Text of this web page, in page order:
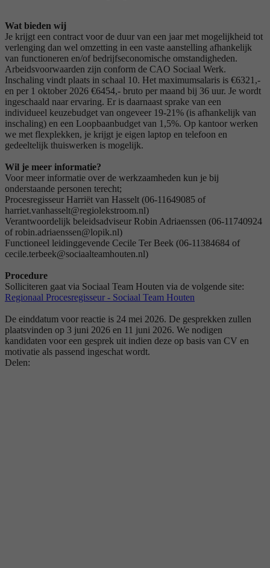
Wat bieden wij
Je krijgt een contract voor de duur van een jaar met mogelijkheid tot
verlenging dan wel omzetting in een vaste aanstelling afhankelijk
van functioneren en/of bedrijfseconomische omstandigheden.
Arbeidsvoorwaarden zijn conform de CAO Sociaal Werk.
Inschaling vindt plaats in schaal 10. Het maximumsalaris is €6321,-
en per 1 oktober 2026 €6454,- bruto per maand bij 36 uur. Je wordt
ingeschaald naar ervaring. Er is daarnaast sprake van een
individueel keuzebudget van ongeveer 19-21% (is afhankelijk van
inschaling) en een Loopbaanbudget van 1,5%. Op kantoor werken
we met flexplekken, je krijgt je eigen laptop en telefoon en
gedeeltelijk thuiswerken is mogelijk.
Wil je meer informatie?
Voor meer informatie over de werkzaamheden kun je bij
onderstaande personen terecht;
Procesregisseur Harriët van Hasselt (06-11649085 of
harriet.vanhasselt@regiolekstroom.nl)
Verantwoordelijk beleidsadviseur Robin Adriaenssen (06-11740924
of robin.adriaenssen@lopik.nl)
Functioneel leidinggevende Cecile Ter Beek (06-11384684 of
cecile.terbeek@sociaalteamhouten.nl)
Procedure
Solliciteren gaat via Sociaal Team Houten via de volgende site:
Regionaal Procesregisseur - Sociaal Team Houten
De einddatum voor reactie is 24 mei 2026. De gesprekken zullen
plaatsvinden op 3 juni 2026 en 11 juni 2026. We nodigen
kandidaten voor een gesprek uit indien deze op basis van CV en
motivatie als passend ingeschat wordt.
Delen: